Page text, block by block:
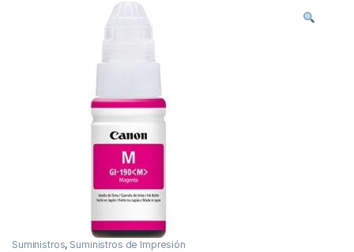
Suministros, Suministros de Impresión